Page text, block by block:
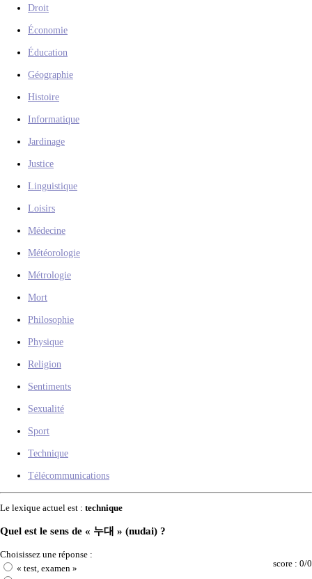
Droit
Économie
Éducation
Géographie
Histoire
Informatique
Jardinage
Justice
Linguistique
Loisirs
Médecine
Météorologie
Métrologie
Mort
Philosophie
Physique
Religion
Sentiments
Sexualité
Sport
Technique
Télécommunications
Le lexique actuel est : technique
Quel est le sens de « 누대 » (nudai) ?
score : 0/0
Choisissez une réponse :
« test, examen »